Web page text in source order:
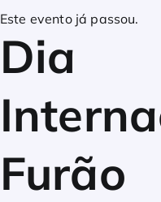
Este evento já passou.
Dia
Furão